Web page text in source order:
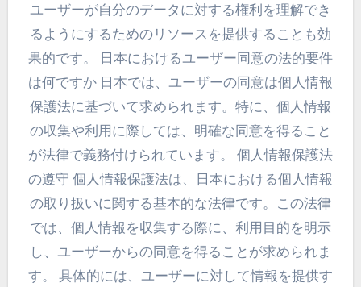
ユーザーが自分のデータに対する権利を理解でき
るようにするためのリソースを提供することも効
果的です。 日本におけるユーザー同意の法的要件
は何ですか 日本では、ユーザーの同意は個人情報
保護法に基づいて求められます。特に、個人情報
の収集や利用に際しては、明確な同意を得ること
が法律で義務付けられています。 個人情報保護法
の遵守 個人情報保護法は、日本における個人情報
の取り扱いに関する基本的な法律です。この法律
では、個人情報を収集する際に、利用目的を明示
し、ユーザーからの同意を得ることが求められま
す。 具体的には、ユーザーに対して情報を提供す